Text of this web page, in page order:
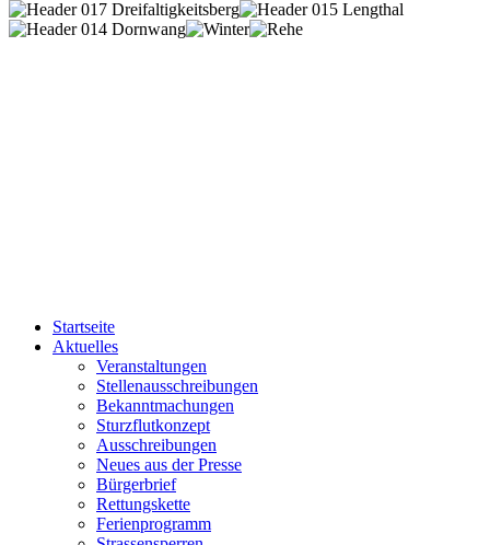
Startseite
Aktuelles
Veranstaltungen
Stellenausschreibungen
Bekanntmachungen
Sturzflutkonzept
Ausschreibungen
Neues aus der Presse
Bürgerbrief
Rettungskette
Ferienprogramm